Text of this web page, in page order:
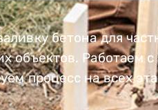
бетона для
объектов. Работаем
процесс на всех